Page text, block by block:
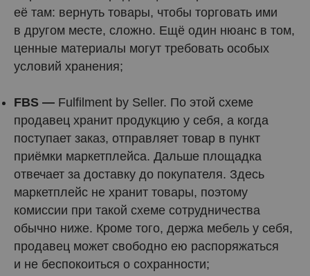
её там: вернуть товары, чтобы торговать ими
в другом месте, сложно. Ещё один нюанс в том,
ценные материалы могут требовать особых
условий хранения;
FBS — Fulfilment by Seller. По этой схеме
продавец хранит продукцию у себя, а когда
поступает заказ, отправляет товар в пункт
приёмки маркетплейса. Дальше площадка
отвечает за доставку до покупателя. Здесь
маркетплейс не хранит товары, поэтому
комиссии при такой схеме сотрудничества
обычно ниже. Кроме того, держа мебель у себя,
продавец может свободно ею распоряжаться
и не беспокоиться о сохранности;